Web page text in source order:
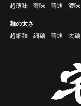
超薄味
薄味 普通 濃味
麺の太さ
超細麺
細麺 普通 太麺